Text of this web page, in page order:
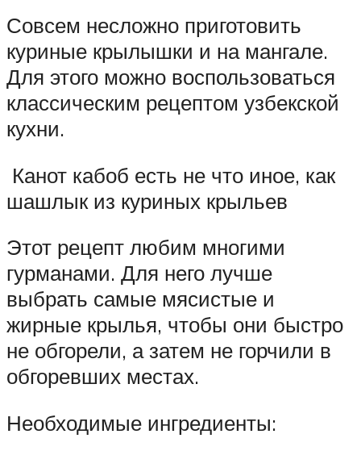
Совсем несложно приготовить
куриные крылышки и на мангале.
Для этого можно воспользоваться
классическим рецептом узбекской
кухни.
Канот кабоб есть не что иное, как
шашлык из куриных крыльев
Этот рецепт любим многими
гурманами. Для него лучше
выбрать самые мясистые и
жирные крылья, чтобы они быстро
не обгорели, а затем не горчили в
обгоревших местах.
Необходимые ингредиенты: